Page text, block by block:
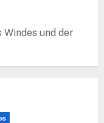
Windes und der